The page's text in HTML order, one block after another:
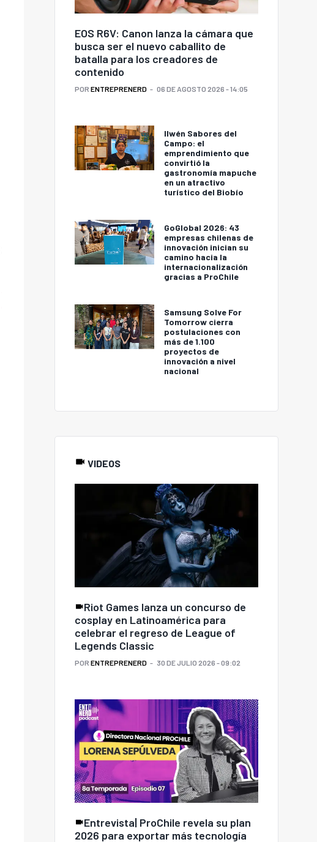
EOS R6V: Canon lanza la cámara que
busca ser el nuevo caballito de
batalla para los creadores de
contenido
POR ENTREPRENERD 06 DE AGOSTO 2026 - 14:05
Ilwén Sabores del
Campo: el
emprendimiento que
convirtió la
gastronomía mapuche
en un atractivo
turístico del Biobío
GoGlobal 2026: 43
empresas chilenas de
innovación inician su
camino hacia la
internacionalización
gracias a ProChile
Samsung Solve For
Tomorrow cierra
postulaciones con
más de 1.100
proyectos de
innovación a nivel
nacional
VIDEOS
Riot Games lanza un concurso de
cosplay en Latinoamérica para
celebrar el regreso de League of
Legends Classic
POR ENTREPRENERD 30 DE JULIO 2026 - 09:02
Entrevista| ProChile revela su plan
2026 para exportar más tecnología